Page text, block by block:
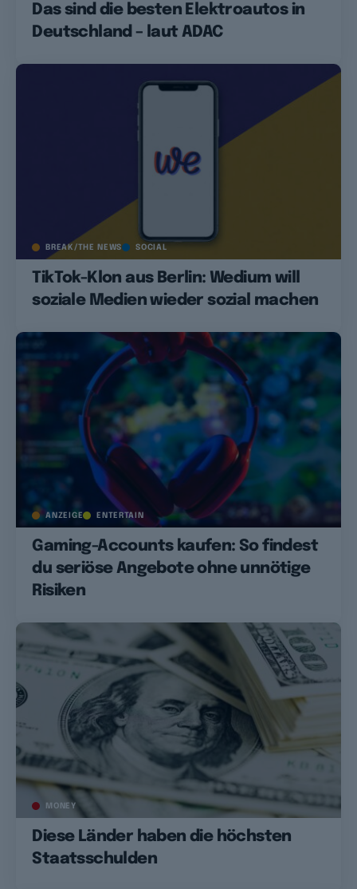
Das sind die besten Elektroautos in
Deutschland – laut ADAC
BREAK/THE NEWS SOCIAL
TikTok-Klon aus Berlin: Wedium will
soziale Medien wieder sozial machen
ANZEIGE ENTERTAIN
Gaming-Accounts kaufen: So findest
du seriöse Angebote ohne unnötige
Risiken
MONEY
Diese Länder haben die höchsten
Staatsschulden